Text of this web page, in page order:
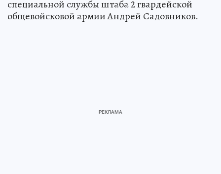
специальной службы штаба 2 гвардейской
общевойсковой армии Андрей Садовников.